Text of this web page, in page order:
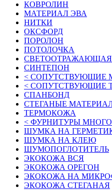
КОВРОЛИН
МАТЕРИАЛ ЭВА
НИТКИ
ОКСФОРД
ПОРОЛОН
ПОТОЛОЧКА
СВЕТООТРАЖАЮЩАЯ
СИНТЕПОН
< СОПУТСТВУЮЩИЕ
< СОПУТСТВУЮЩИЕ
СПАНБОНД
СТЕГАНЫЕ
ТЕРМОКОЖА
< ФУРНИТУРЫ МНОГО
ШУМКА НА
ШУМКА НА КЛЕЮ
ШУМОПОГЛОТИТЕЛЬ
ЭКОКОЖА ВСЯ
ЭКОКОЖА ОРЕГОН
ЭКОКОЖА НА
ЭКОКОЖА СТЕГАНАЯ